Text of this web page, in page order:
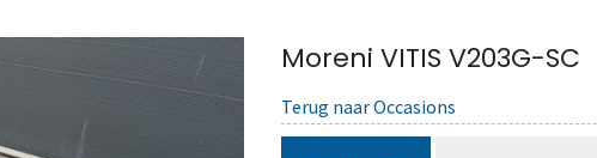
Moreni VITIS V203G-SC
Terug naar Occasions